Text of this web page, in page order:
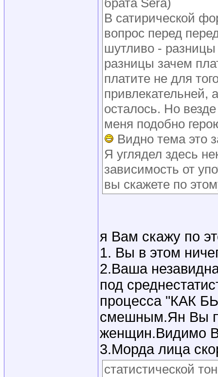
брата Sera)
В сатирической
вопрос перед
шутливо -
разницы зачем
платите не для
привлекательней,
осталось. Но
меня подобно
Видно тема это
Я углядел здесь
зависимость от
вы скажете по
я Вам скажу по
1. Вы в этом
2.Ваша
под
процесса "КАК
смешным.Ян Вы
женщин.Видимо
3.Морда лица
статистической